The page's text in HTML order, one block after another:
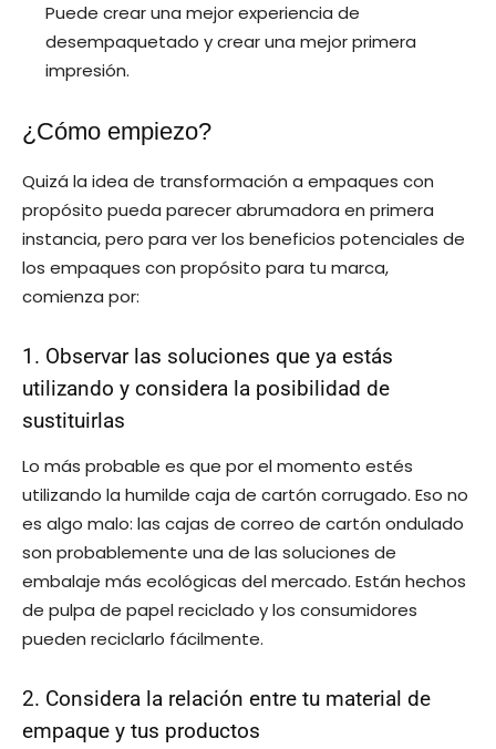
Puede crear una mejor experiencia de
desempaquetado y crear una mejor primera
impresión.
¿Cómo empiezo?
Quizá la idea de transformación a empaques con
propósito pueda parecer abrumadora en primera
instancia, pero para ver los beneficios potenciales de
los empaques con propósito para tu marca,
comienza por:
1. Observar las soluciones que ya estás
utilizando y considera la posibilidad de
sustituirlas
Lo más probable es que por el momento estés
utilizando la humilde caja de cartón corrugado. Eso no
es algo malo: las cajas de correo de cartón ondulado
son probablemente una de las soluciones de
embalaje más ecológicas del mercado. Están hechos
de pulpa de papel reciclado y los consumidores
pueden reciclarlo fácilmente.
2. Considera la relación entre tu material de
empaque y tus productos